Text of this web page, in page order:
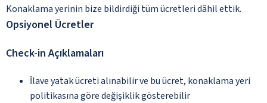
Konaklama yerinin bize bildirdiği tüm ücretleri dâhil ettik.
Opsiyonel Ücretler
Check-in Açıklamaları
İlave yatak ücreti alınabilir ve bu ücret, konaklama yeri
politikasına göre değişiklik gösterebilir